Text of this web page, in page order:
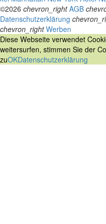
©2026 chevron_right AGB
Datenschutzerklärung
chevron_right Werben
Diese Webseite verwendet
weitersurfen, stimmen Sie der
zuOKDatenschutzerklärung